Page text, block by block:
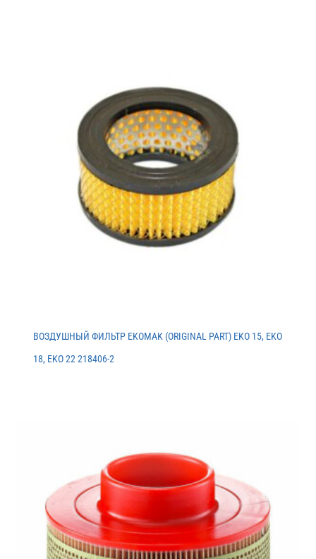
ВОЗДУШНЫЙ ФИЛЬТР EKOMAK (ORIGINAL PART) EKO 15, EKO
18, EKO 22 218406-2